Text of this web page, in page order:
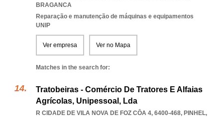
BRAGANCA
Reparação e manutenção de máquinas e equipamentos
UNIP
Ver empresa Ver no Mapa
Matches in the search for:
Tratobeiras - Comércio De Tratores E Alfaias
Agrícolas, Unipessoal, Lda
R CIDADE DE VILA NOVA DE FOZ CÔA 4, 6400-468, PINHEL,